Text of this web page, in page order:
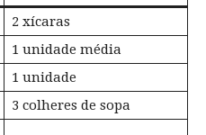
2 xícaras
1 unidade média
1 unidade
3 colheres de sopa